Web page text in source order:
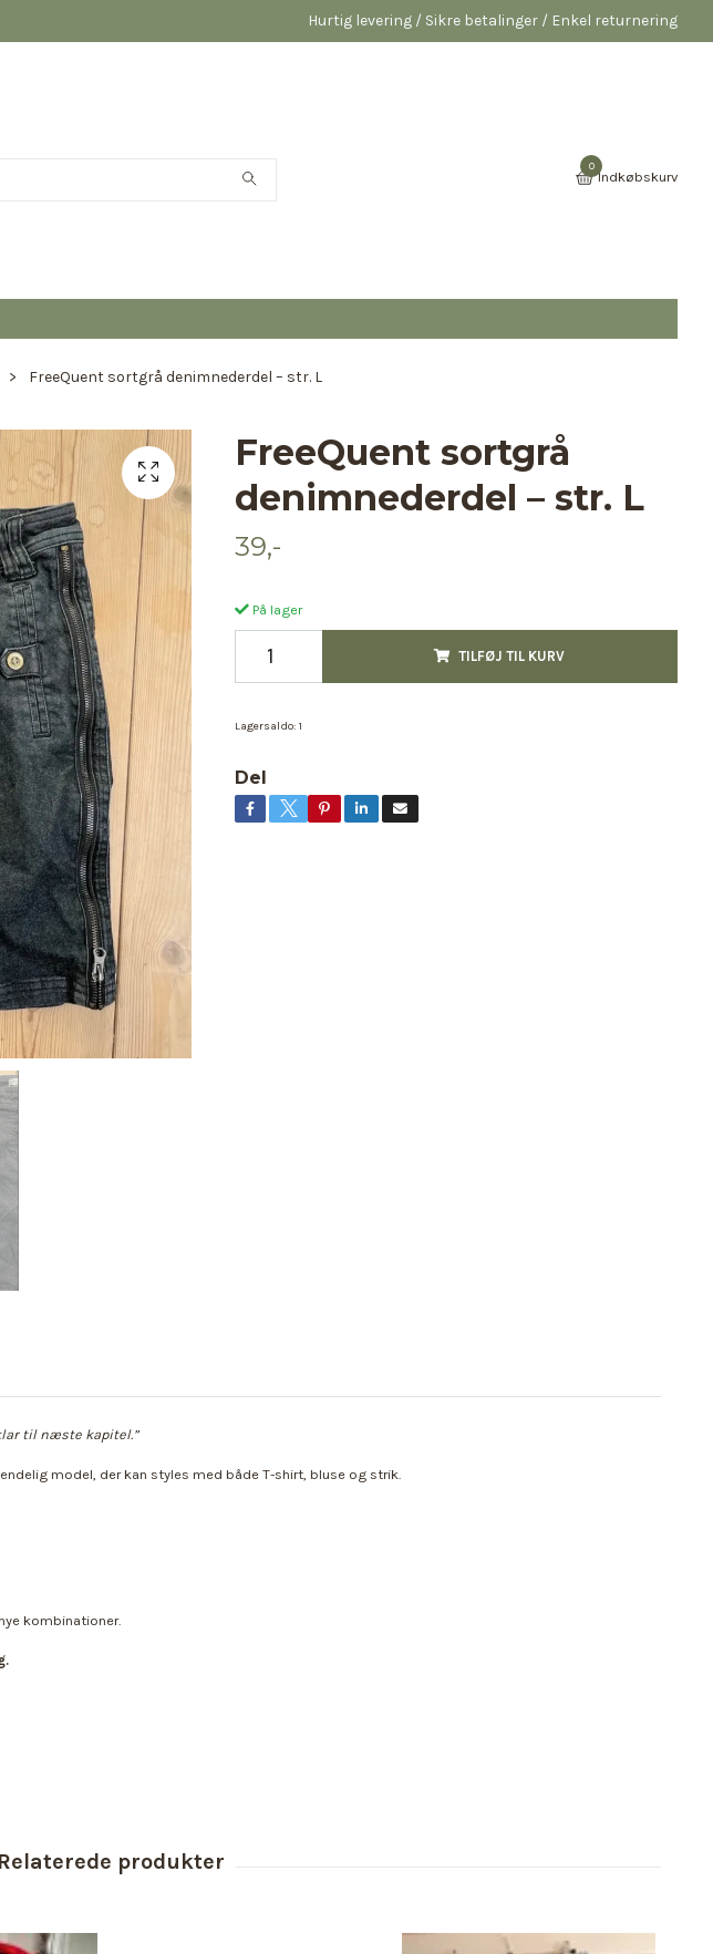
Hurtig levering / Sikre betalinger / Enkel returnering
0
Indkøbskurv
FreeQuent sortgrå denimnederdel – str. L
FreeQuent sortgrå
denimnederdel – str. L
39,-
På lager
TILFØJ TIL KURV
Lagersaldo: 1
Del
til næste kapitel.”
model, der kan styles med både T-shirt, bluse og strik.
kombinationer.